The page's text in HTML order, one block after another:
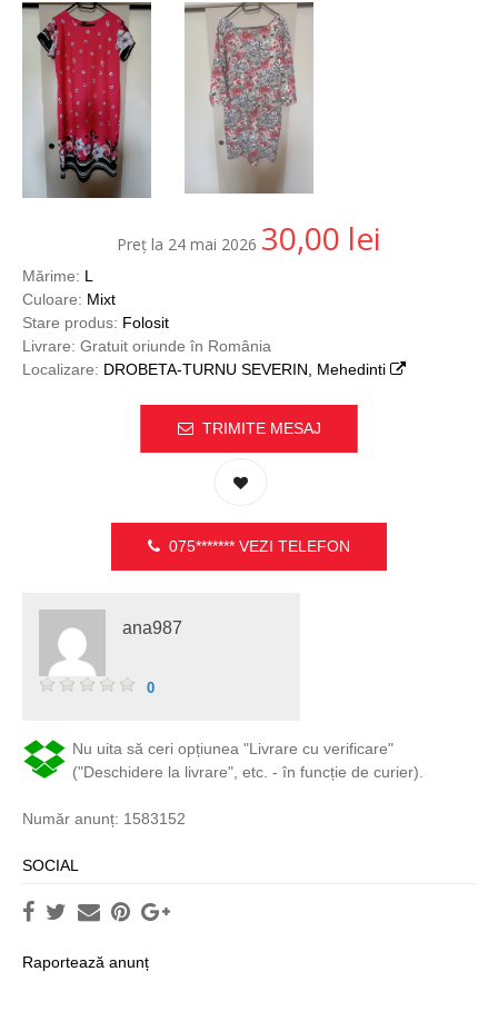
Preț la 24 mai 2026 30,00 lei
Mărime: L
Culoare: Mixt
Stare produs: Folosit
Livrare: Gratuit oriunde în România
Localizare: DROBETA-TURNU SEVERIN, Mehedinti
TRIMITE MESAJ
075******* VEZI TELEFON
ana987
0
Nu uita să ceri opțiunea "Livrare cu verificare"
("Deschidere la livrare", etc. - în funcție de curier).
Număr anunț: 1583152
SOCIAL
Raportează anunț